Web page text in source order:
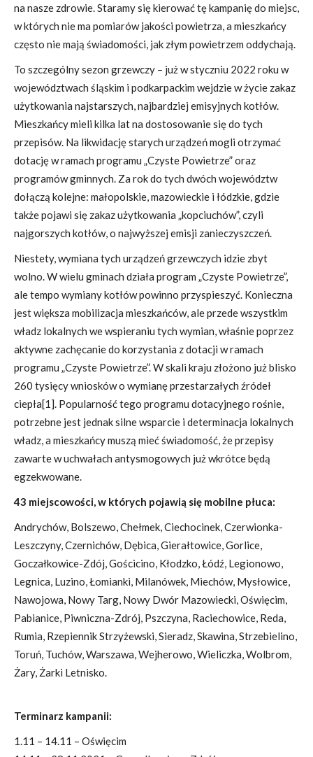
na nasze zdrowie. Staramy się kierować tę kampanię do miejsc,
w których nie ma pomiarów jakości powietrza, a mieszkańcy
często nie mają świadomości, jak złym powietrzem oddychają.
To szczególny sezon grzewczy – już w styczniu 2022 roku w
województwach śląskim i podkarpackim wejdzie w życie zakaz
użytkowania najstarszych, najbardziej emisyjnych kotłów.
Mieszkańcy mieli kilka lat na dostosowanie się do tych
przepisów. Na likwidację starych urządzeń mogli otrzymać
dotację w ramach programu „Czyste Powietrze” oraz
programów gminnych. Za rok do tych dwóch województw
dołączą kolejne: małopolskie, mazowieckie i łódzkie, gdzie
także pojawi się zakaz użytkowania „kopciuchów”, czyli
najgorszych kotłów, o najwyższej emisji zanieczyszczeń.
Niestety, wymiana tych urządzeń grzewczych idzie zbyt
wolno. W wielu gminach działa program „Czyste Powietrze”,
ale tempo wymiany kotłów powinno przyspieszyć. Konieczna
jest większa mobilizacja mieszkańców, ale przede wszystkim
władz lokalnych we wspieraniu tych wymian, właśnie poprzez
aktywne zachęcanie do korzystania z dotacji w ramach
programu „Czyste Powietrze”. W skali kraju złożono już blisko
260 tysięcy wniosków o wymianę przestarzałych źródeł
ciepła[1]. Popularność tego programu dotacyjnego rośnie,
potrzebne jest jednak silne wsparcie i determinacja lokalnych
władz, a mieszkańcy muszą mieć świadomość, że przepisy
zawarte w uchwałach antysmogowych już wkrótce będą
egzekwowane.
43 miejscowości, w których pojawią się mobilne płuca:
Andrychów, Bolszewo, Chełmek, Ciechocinek, Czerwionka-
Leszczyny, Czernichów, Dębica, Gierałtowice, Gorlice,
Goczałkowice-Zdój, Gościcino, Kłodzko, Łódź, Legionowo,
Legnica, Luzino, Łomianki, Milanówek, Miechów, Mysłowice,
Nawojowa, Nowy Targ, Nowy Dwór Mazowiecki, Oświęcim,
Pabianice, Piwniczna-Zdrój, Pszczyna, Raciechowice, Reda,
Rumia, Rzepiennik Strzyżewski, Sieradz, Skawina, Strzebielino,
Toruń, Tuchów, Warszawa, Wejherowo, Wieliczka, Wolbrom,
Żary, Żarki Letnisko.
Terminarz kampanii:
1.11 – 14.11 – Oświęcim